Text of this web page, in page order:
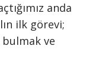
anda
ilk görevi;
ve